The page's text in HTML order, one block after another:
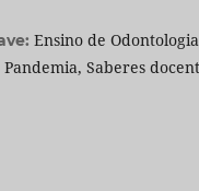
Ensino de
Saberes